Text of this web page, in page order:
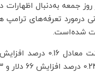
جمعه به‌دنبال اظهارات
درمورد تعرفه‌های
شده‌است.